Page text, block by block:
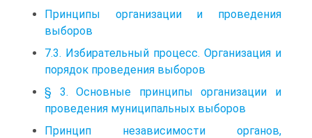
Принципы организации и проведения
выборов
7.3. Избирательный процесс. Организация и
порядок проведения выборов
§ 3. Основные принципы организации и
проведения муниципальных выборов
Принцип независимости органов,